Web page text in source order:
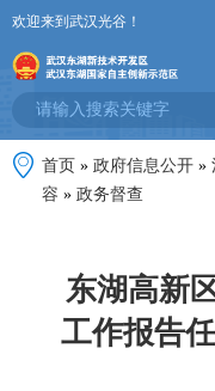
欢迎来到武汉光谷！
首页 » 政府信息公开 »
容 » 政务督查
东湖高新
工作报告